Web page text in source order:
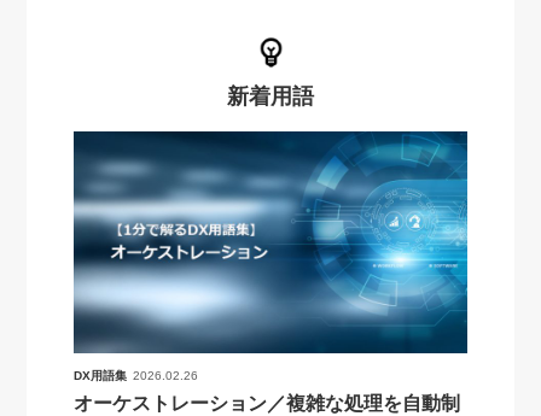
新着用語
DX用語集 2026.02.26
オーケストレーション／複雑な処理を自動制